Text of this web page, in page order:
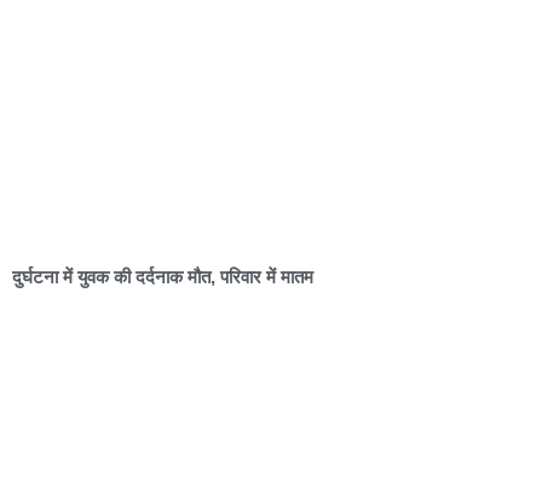
दुर्घटना में युवक की दर्दनाक मौत, परिवार में मातम